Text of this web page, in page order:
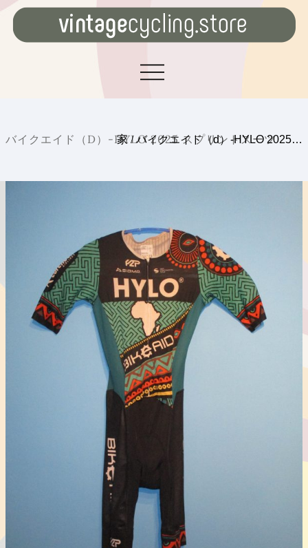
バイクエイド（D）-HYLO 2025 スプリントスーツ
家/バイクエイド（d）-HYLO 2025…